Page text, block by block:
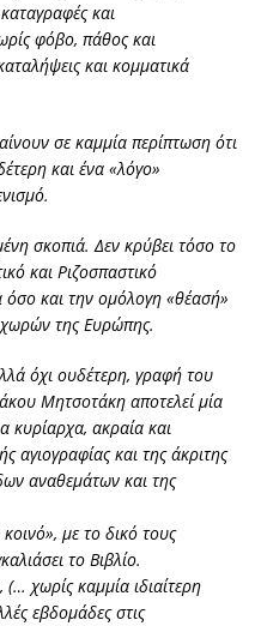
και
φόβο, πάθος και
και κομματικά
σε καμμία περίπτωση ότι
και ένα «λόγο»
σκοπιά. Δεν κρύβει τόσο το
και Ριζοσπαστικό
και την ομόλογη «θέασή»
χωρών της Ευρώπης.
όχι ουδέτερη, γραφή του
Μητσοτάκη αποτελεί μία
κυρίαρχα, ακραία και
αγιογραφίας και της άκριτης
αναθεμάτων και της
με το δικό τους
το Βιβλίο.
(… χωρίς καμμία ιδιαίτερη
εβδομάδες στις